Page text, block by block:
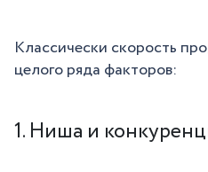
Классически скорость
целого ряда факторов:
1. Ниша и